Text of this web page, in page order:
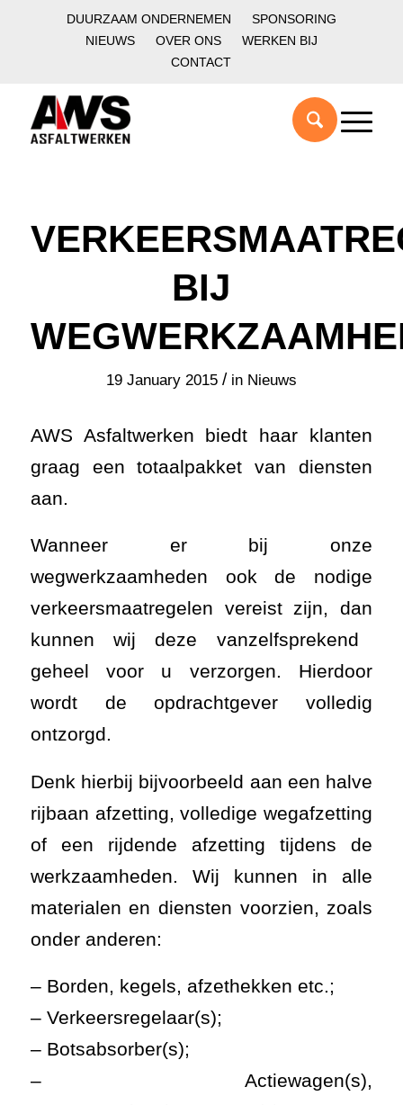
DUURZAAM ONDERNEMEN
SPONSORING
NIEUWS
OVER ONS
WERKEN BIJ
CONTACT
BIJ
19 January 2015 / in Nieuws
AWS Asfaltwerken biedt haar klanten
graag een totaalpakket van diensten
aan.
Wanneer er bij onze
wegwerkzaamheden ook de nodige
verkeersmaatregelen vereist zijn, dan
kunnen wij deze vanzelfsprekend
geheel voor u verzorgen. Hierdoor
wordt de opdrachtgever volledig
ontzorgd.
Denk hierbij bijvoorbeeld aan een halve
rijbaan afzetting, volledige wegafzetting
of een rijdende afzetting tijdens de
werkzaamheden. Wij kunnen in alle
materialen en diensten voorzien, zoals
onder anderen:
– Borden, kegels, afzethekken etc.;
– Verkeersregelaar(s);
– Botsabsorber(s);
– Actiewagen(s),